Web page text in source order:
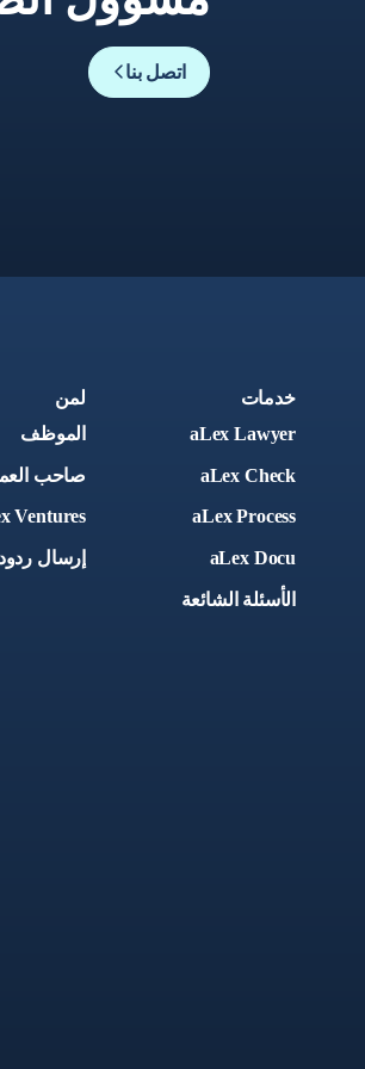
اتصل بنا
خدمات
aLex Lawyer
aLex Check
aLex Process
aLex Docu
الأسئلة الشائعة
لمن
الموظف
صاحب
Ventures
إرسال